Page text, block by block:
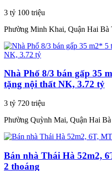
3 tỷ 100 triệu
Phường Minh Khai, Quận Hai Bà
Nhà Phố 8/3 bán gấp 35
tặng nội thất NK, 3.72 tỷ
3 tỷ 720 triệu
Phường Quỳnh Mai, Quận Hai
Bán nhà Thái Hà 52m2,
2 thoáng